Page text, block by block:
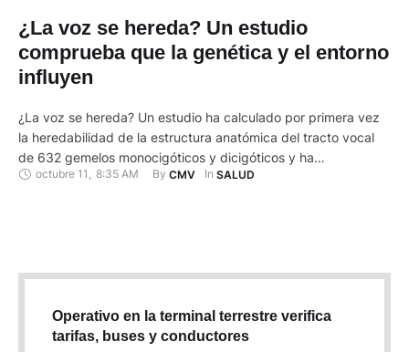
¿La voz se hereda? Un estudio
comprueba que la genética y el entorno
influyen
¿La voz se hereda? Un estudio ha calculado por primera vez
la heredabilidad de la estructura anatómica del tracto vocal
de 632 gemelos monocigóticos y dicigóticos y ha
comprobado la importancia de la genética, pero también
octubre 11 , 8:35 AM By CMV In SALUD
Operativo en la terminal terrestre verifica
tarifas, buses y conductores